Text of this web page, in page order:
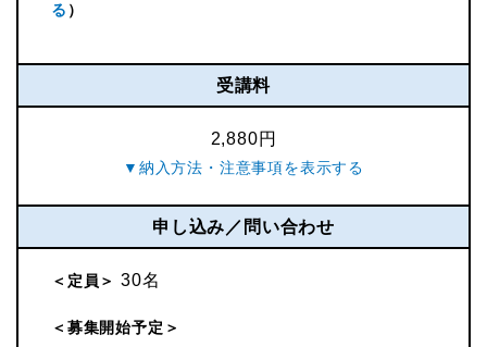
る ）
受講料
2,880円
申し込み／問い合わせ
＜定員＞ 30名
＜募集開始予定＞